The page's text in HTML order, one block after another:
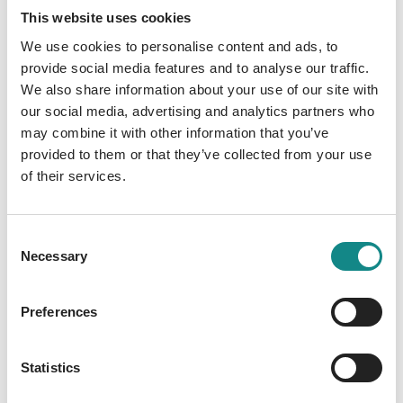
This website uses cookies
We use cookies to personalise content and ads, to
provide social media features and to analyse our traffic.
We also share information about your use of our site with
our social media, advertising and analytics partners who
may combine it with other information that you’ve
provided to them or that they’ve collected from your use
of their services.
Selection
Necessary
Preferences
Statistics
Ruby für ihre einstige Flucht bestrafen will,
nimmt er sie dennoch in den Palast auf,
degradiert sie von einer Prinzessin zu einer
einfachen Hofdame und nutzt jede
Gelegenheit schamlos aus, um sie vor dem
gesamten Hof von Leon zu demütigen. Er
verlobt sie erneut mit einem Adeligen seiner
Wahl und schickt sie zu einer tyrannischen
Personen im Schloss, die wirklich freundlich
Zofe Clara und die Magierin Margret ans
Herz, und auch ihr neuer Verlobter, Maximilian
betreibt, entpuppt sich als vertraute Seele.